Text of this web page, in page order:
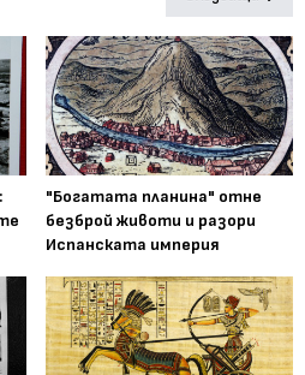
"Богатата планина" отне
безброй животи и разори
Испанската империя